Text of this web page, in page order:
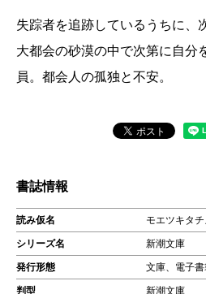
失踪者を追跡しているうちに、
大都会の砂漠の中で次第に自分
員。都会人の孤独と不安。
書誌情報
読み仮名 モエツキタ
シリーズ名 新潮文庫
発行形態 文庫、電子
判型 新潮文庫